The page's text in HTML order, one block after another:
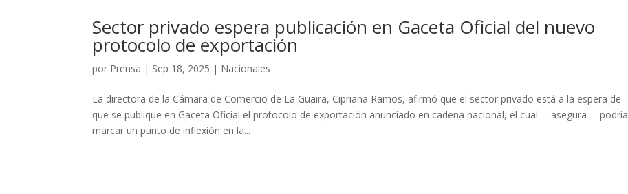
Sector privado espera publicación en Gaceta Oficial del nuevo
protocolo de exportación
por Prensa | Sep 18, 2025 | Nacionales
La directora de la Cámara de Comercio de La Guaira, Cipriana Ramos, afirmó que el sector privado está a la espera de
que se publique en Gaceta Oficial el protocolo de exportación anunciado en cadena nacional, el cual —asegura— podría
marcar un punto de inflexión en la...